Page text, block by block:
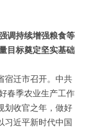
调持续增强粮食等
目标奠定坚实基础
宿迁市召开。中共
春季农业生产工作
划收官之年，做好
习近平新时代中国